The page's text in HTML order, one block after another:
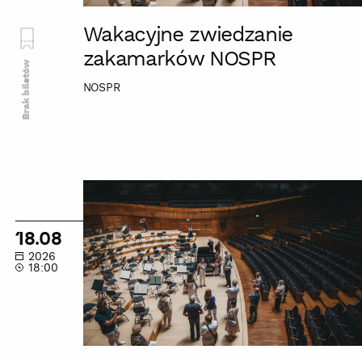
Wakacyjne zwiedzanie
zakamarków NOSPR
NOSPR
Brak biletów
zwiedzanie
zakamarków
NOSPR
18.08
2026
18:00